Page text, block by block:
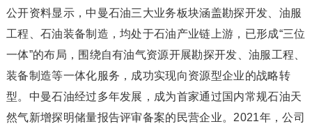
公开资料显示，中曼石油三大业务板块涵盖勘探开发、油服
工程、石油装备制造，均处于石油产业链上游，已形成“三位
一体”的布局，围绕自有油气资源开展勘探开发、油服工程、
装备制造等一体化服务，成功实现向资源型企业的战略转
型。中曼石油经过多年发展，成为首家通过国内常规石油天
然气新增探明储量报告评审备案的民营企业。2021年，公司